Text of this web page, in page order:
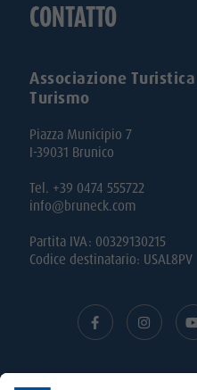
CONTATTO
Associazione
Turismo
Piazza Municipio 7
I-39031 Brunico
Tel. +39 0474 555722
info@bruneck.com
Partita IVA: 00329130215
Codice destinatario: USAL8PV